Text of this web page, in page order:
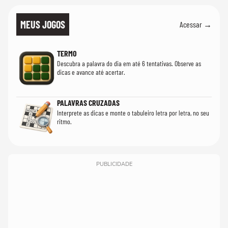
MEUS JOGOS Acessar →
TERMO
Descubra a palavra do dia em até 6 tentativas. Observe as
dicas e avance até acertar.
PALAVRAS CRUZADAS
Interprete as dicas e monte o tabuleiro letra por letra, no seu
ritmo.
PUBLICIDADE